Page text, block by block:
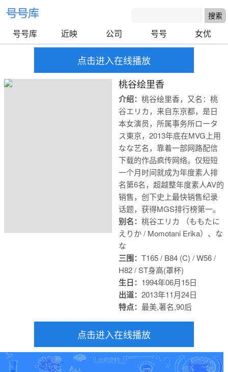
号号库 近映 公司 号号 女优
点击进入在线播放
桃谷绘里香
介绍： 桃谷绘里香，又名：桃
谷エリカ，来自东京都，是日
本女演员，所属事务所ロータ
ス東京，2013年底在MVG上用
なな艺名，靠着一部网路配信
下载的作品疯传网络。仅短短
一个月时间就成为年度素人排
名第6名，超越整年度素人AV的
销售，创下史上最快销售纪录
话题，获得MGS排行榜第一。
别名： 桃谷エリカ （ももたに
えりか / Momotani Erika）、な
な
三围： T165 / B84 (C) / W56 /
H82 / ST身高(罩杯)
生日： 1994年06月15日
出道： 2013年11月24日
特点： 最美,著名,90后
点击进入在线播放